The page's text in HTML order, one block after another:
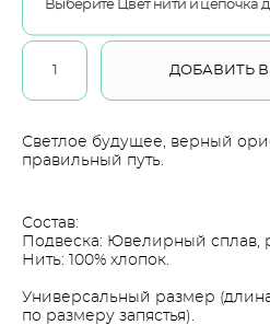
ДОБАВИТЬ
Светлое будущее, верный
правильный путь.
Состав:
Подвеска: Ювелирный сплав,
Нить: 100% хлопок.
Универсальный размер
по размеру запястья).